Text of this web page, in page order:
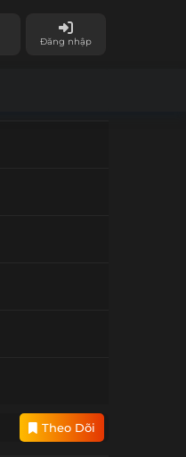
Đăng nhập
Theo Dõi